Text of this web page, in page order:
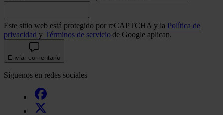
Este sitio web está protegido por reCAPTCHA y la Política de
privacidad y Términos de servicio de Google aplican.
Enviar comentario
Síguenos en redes sociales